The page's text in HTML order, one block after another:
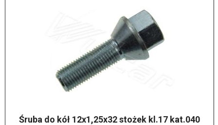
Śruba do kół 12x1,25x32 stożek kl.17 kat.040